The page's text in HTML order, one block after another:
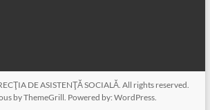
DE ASISTENŢĂ SOCIALĂ. All rights reserved.
by ThemeGrill. Powered by:WordPress.